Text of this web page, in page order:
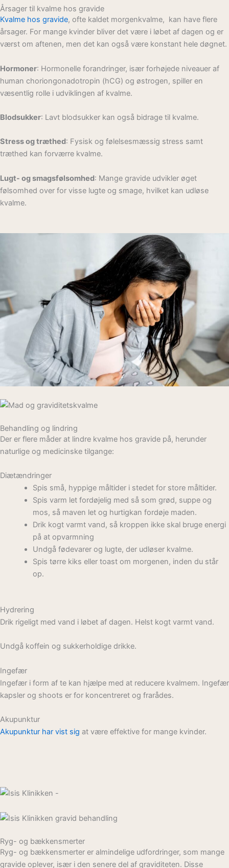
Årsager til kvalme hos gravide
Kvalme hos gravide, ofte kaldet morgenkvalme, kan have flere
årsager. For mange kvinder bliver det være i løbet af dagen og er
værst om aftenen, men det kan også være konstant hele døgnet.
Hormoner: Hormonelle forandringer, især forhøjede niveauer af
human choriongonadotropin (hCG) og østrogen, spiller en
væsentlig rolle i udviklingen af kvalme.
Blodsukker: Lavt blodsukker kan også bidrage til kvalme.
Stress og træthed: Fysisk og følelsesmæssig stress samt
træthed kan forværre kvalme.
Lugt- og smagsfølsomhed: Mange gravide udvikler øget
følsomhed over for visse lugte og smage, hvilket kan udløse
kvalme.
Behandling og lindring
Der er flere måder at lindre kvalme hos gravide på, herunder
naturlige og medicinske tilgange:
Diætændringer
Spis små, hyppige måltider i stedet for store måltider.
Spis varm let fordøjelig med så som grød, suppe og
mos, så maven let og hurtigkan fordøje maden.
Drik kogt varmt vand, så kroppen ikke skal bruge energi
på at opvarmning
Undgå fødevarer og lugte, der udløser kvalme.
Spis tørre kiks eller toast om morgenen, inden du står
op.
Hydrering
Drik rigeligt med vand i løbet af dagen. Helst kogt varmt vand.
Undgå koffein og sukkerholdige drikke.
Ingefær
Ingefær i form af te kan hjælpe med at reducere kvalmem. Ingefær
kapsler og shoots er for koncentreret og frarådes.
Akupunktur
Akupunktur har vist sig at være effektive for mange kvinder.
Ryg- og bækkensmerter
Ryg- og bækkensmerter er almindelige udfordringer, som mange
gravide oplever, især i den senere del af graviditeten. Disse